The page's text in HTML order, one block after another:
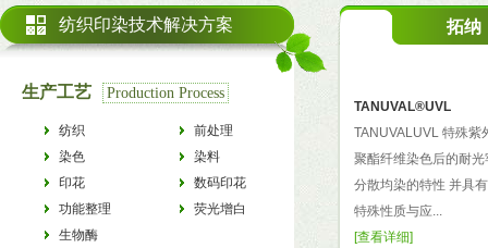
拓纳
TANUVAL®UVL
TANUVALUVL 特殊紫
聚酯纤维染色后的耐
分散均染的特性 并具
特殊性质与应...
[查看详细]
纺织印染技术解决方案
生产工艺 Production Process
纺织
前处理
染色
染料
印花
数码印花
功能整理
荧光增白
生物酶